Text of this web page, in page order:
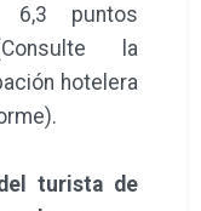
6,3 puntos
la
hotelera
turista de